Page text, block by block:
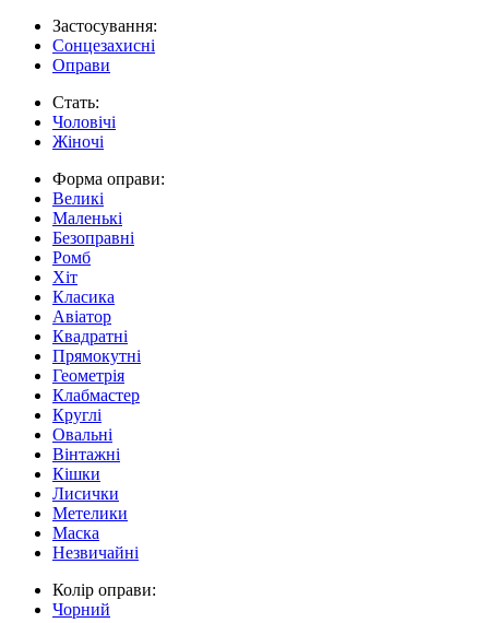
Застосування:
Сонцезахисні
Оправи
Стать:
Чоловічі
Жіночі
Форма оправи:
Великі
Маленькі
Безоправні
Ромб
Хіт
Класика
Авіатор
Квадратні
Прямокутні
Геометрія
Клабмастер
Круглі
Овальні
Вінтажні
Кішки
Лисички
Метелики
Маска
Незвичайні
Колір оправи:
Чорний